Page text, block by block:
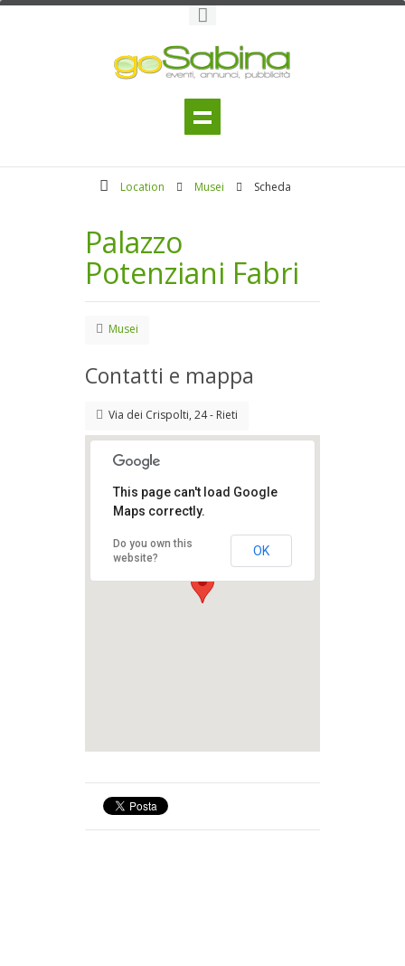
Location Musei Scheda
Palazzo
Potenziani Fabri
Musei
Contatti e mappa
Via dei Crispolti, 24 - Rieti
Palazzo Potenziani
Fabri
This page can't load Google
Maps correctly.
Do you own this
website?
OK